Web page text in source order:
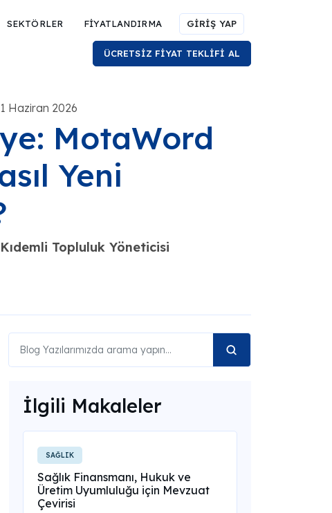
SEKTÖRLER FİYATLANDIRMA GİRİŞ YAP
ÜCRETSİZ FİYAT TEKLİFİ AL
Haziran 2026
MotaWord
Yeni
Topluluk Yöneticisi
İlgili Makaleler
SAĞLIK
Sağlık Finansmanı, Hukuk ve
Üretim Uyumluluğu için Mevzuat
Çevirisi